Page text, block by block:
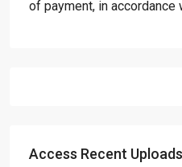
of payment, in
Access Recent Uploads